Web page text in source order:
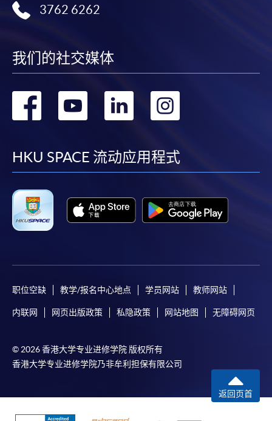
3762 6262
我们的社交媒体
转
facebook
转
youtube
转
linkedin
HKU SPACE 流动应用程式
职位空缺 教学/报名中心地点 学员网站 教师网站
内联网 网页出版政策 私隐政策 网站地图 无障碍网页
© 2026 香港大学专业进修学院 版权所有
香港大学专业进修学院乃非牟利担保有限公司
返回页首